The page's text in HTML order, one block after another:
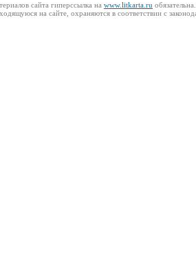
сайта гиперссылка на www.litkarta.ru обязательна.
на сайте, охраняются в соответствии с